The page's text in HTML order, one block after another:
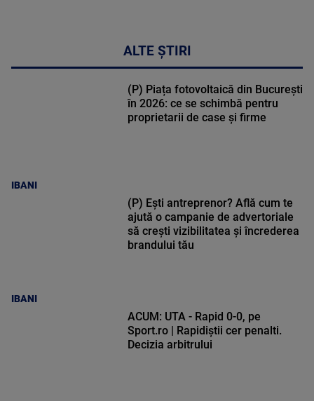
ALTE ȘTIRI
IBANI
(P) Piața fotovoltaică din București
în 2026: ce se schimbă pentru
proprietarii de case și firme
IBANI
(P) Ești antreprenor? Află cum te
ajută o campanie de advertoriale
să crești vizibilitatea și încrederea
brandului tău
ACUM: UTA - Rapid 0-0, pe
Sport.ro | Rapidiștii cer penalti.
Decizia arbitrului